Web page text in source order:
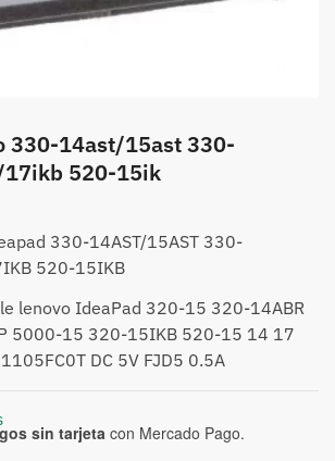
330-14ast/15ast 330-
520-15ik
330-14AST/15AST 330-
520-15IKB
lenovo IdeaPad 320-15 320-14ABR
5000-15 320-15IKB 520-15 14 17
DC 5V FJD5 0.5A
sin tarjeta con Mercado Pago.